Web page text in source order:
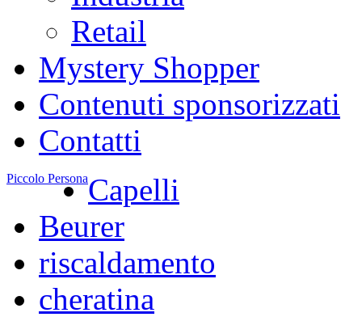
Retail
Mystery Shopper
Contenuti sponsorizzati
Contatti
Piccolo PersonaCapelli
Beurer
riscaldamento
cheratina